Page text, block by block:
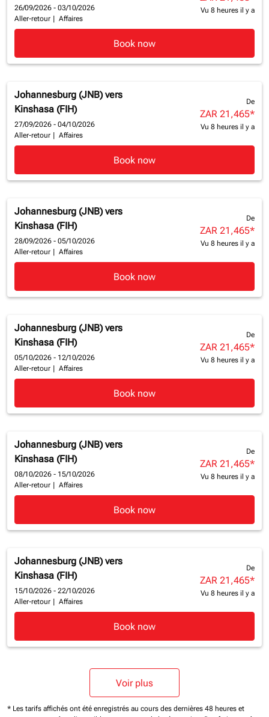
26/09/2026 - 03/10/2026
Aller-retour
Affaires
Vu 8 heures il y a
Book now
Johannesburg (JNB) vers
Kinshasa (FIH)
27/09/2026 - 04/10/2026
Aller-retour
Affaires
De
ZAR 21,465*
Vu 8 heures il y a
Book now
Johannesburg (JNB) vers
Kinshasa (FIH)
28/09/2026 - 05/10/2026
Aller-retour
Affaires
De
ZAR 21,465*
Vu 8 heures il y a
Book now
Johannesburg (JNB) vers
Kinshasa (FIH)
05/10/2026 - 12/10/2026
Aller-retour
Affaires
De
ZAR 21,465*
Vu 8 heures il y a
Book now
Johannesburg (JNB) vers
Kinshasa (FIH)
08/10/2026 - 15/10/2026
Aller-retour
Affaires
De
ZAR 21,465*
Vu 8 heures il y a
Book now
Johannesburg (JNB) vers
Kinshasa (FIH)
15/10/2026 - 22/10/2026
Aller-retour
Affaires
De
ZAR 21,465*
Vu 8 heures il y a
Book now
Voir plus
* Les tarifs affichés ont été enregistrés au cours des dernières 48 heures et